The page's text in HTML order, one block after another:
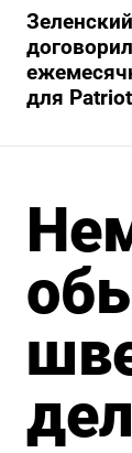
для Patriot